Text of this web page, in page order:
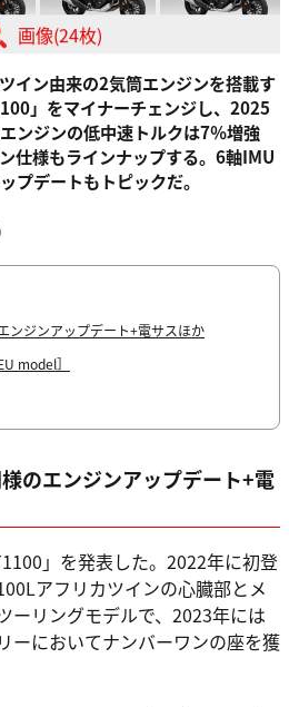
画像(24枚)
イン由来の2気筒エンジンを搭載す
」をマイナーチェンジし、2025
ンジンの低中速トルクは7％増強
仕様もラインナップする。6軸IMU
プデートもトピックだ。
ンジンアップデート+電サスほか
model］
のエンジンアップデート+電
」を発表した。2022年に初登
アフリカツインの心臓部とメ
ーリングモデルで、2023年には
ーにおいてナンバーワンの座を獲